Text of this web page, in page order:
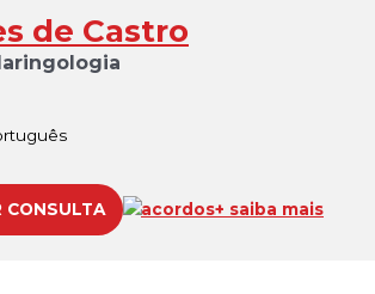
de Castro
CONSULTA acordos+ saiba mais